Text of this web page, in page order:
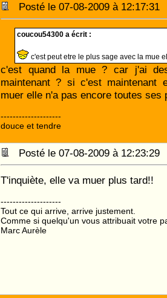
Posté le 07-08-2009 à
coucou54300 a écrit :
c'est peut etre le plus sage avec la mue
c'est quand la mue ? car j'ai
maintenant ? si c'est maintenant
muer elle n'a pas encore toutes ses
--------------------
douce et tendre
Posté le 07-08-2009 à
T'inquiète, elle va muer plus tard!!
--------------------
Tout ce qui arrive, arrive justement.
Comme si quelqu'un vous attribuait votre
Marc Aurèle